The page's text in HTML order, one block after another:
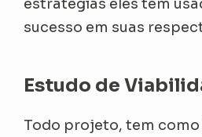
estratégias eles têm
sucesso em suas
Estudo de
Todo projeto, tem como